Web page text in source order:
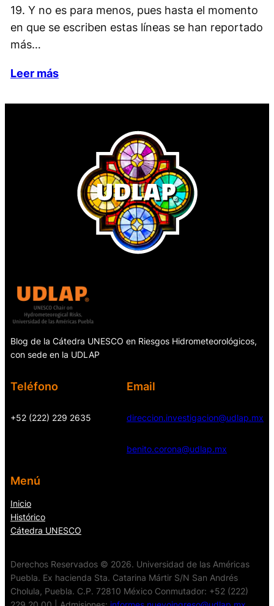
19. Y no es para menos, pues hasta el momento
en que se escriben estas líneas se han reportado
más…
Leer más
Blog de la Cátedra UNESCO en Riesgos Hidrometeorológicos,
con sede en la UDLAP
Teléfono
+52 (222) 229 2635
Email
direccion.investigacion@udlap.mx
benito.corona@udlap.mx
Menú
Inicio
Histórico
Cátedra UNESCO
Derechos Reservados © 2026. Universidad de las Américas
Puebla. Ex hacienda Sta. Catarina Mártir S/N San Andrés
Cholula, Puebla. C.P. 72810 México Conmutador: +52 (222)